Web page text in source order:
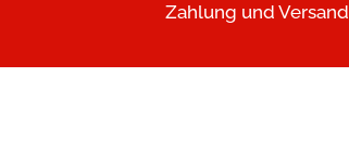
Zahlung und Versand